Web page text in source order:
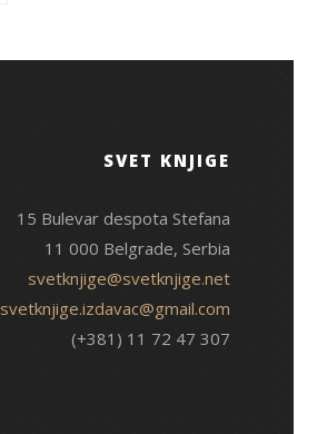
SVET KNJIGE
15 Bulevar despota Stefana
11 000 Belgrade, Serbia
svetknjige@svetknjige.net
svetknjige.izdavac@gmail.com
(+381) 11 72 47 307